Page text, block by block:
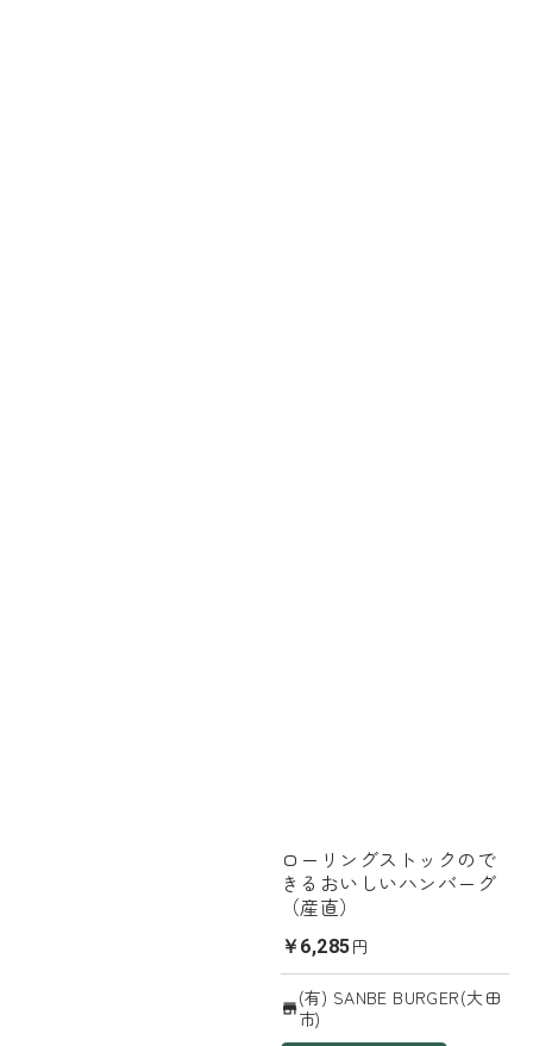
ローリングストックので
きるおいしいハンバーグ
（産直）
￥6,285円
(有) SANBE BURGER(大田
市)